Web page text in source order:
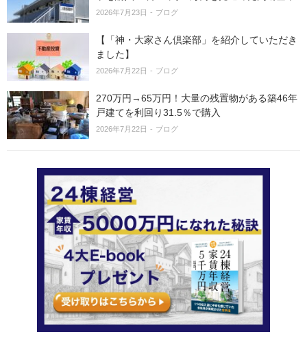
2026年7月23日 ブログ
【「神・大家さん倶楽部」を紹介していただき
ました】
2026年7月22日 ブログ
270万円→65万円！大量の残置物がある築46年
戸建てを利回り31.5％で購入
2026年7月22日 ブログ